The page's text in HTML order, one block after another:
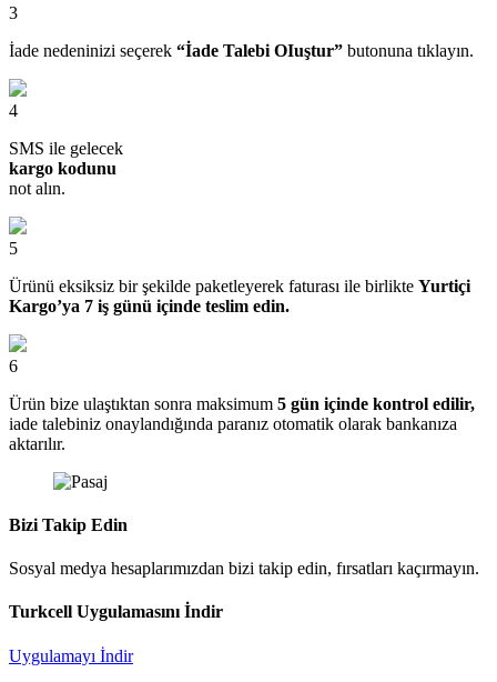
3
İade nedeninizi seçerek “İade Talebi OIuştur” butonuna tıklayın.
4
SMS ile gelecek
kargo kodunu
not alın.
5
Ürünü eksiksiz bir şekilde paketleyerek faturası ile birlikte Yurtiçi
Kargo’ya 7 iş günü içinde teslim edin.
6
Ürün bize ulaştıktan sonra maksimum 5 gün içinde kontrol edilir,
iade talebiniz onaylandığında paranız otomatik olarak bankanıza
aktarılır.
Bizi Takip Edin
Sosyal medya hesaplarımızdan bizi takip edin, fırsatları kaçırmayın.
Turkcell Uygulamasını İndir
Uygulamayı İndir